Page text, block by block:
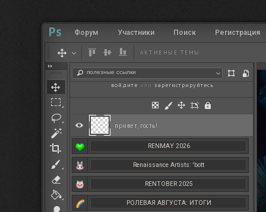
RENMAY 2026
Renaissance Artists: 'bott
RENTOBER 2025
РОЛЕВАЯ АВГУСТА: ИТОГИ
полезные ссылки
Форум Участники Поиск Регистрация
АКТИВНЫЕ ТЕМЫ
привет, гость!
войдите или зарегистрируйтесь